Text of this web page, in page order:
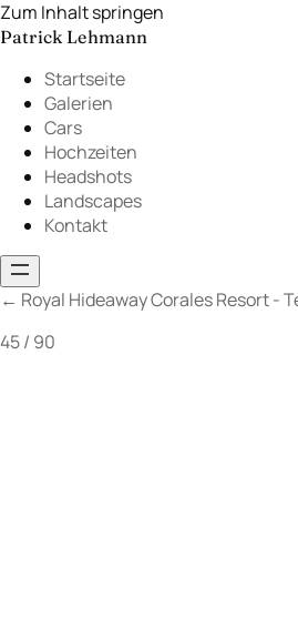
Zum Inhalt springen
Patrick Lehmann
Startseite
Galerien
Cars
Hochzeiten
Headshots
Landscapes
Kontakt
← Royal Hideaway Corales Resort -
45 / 90